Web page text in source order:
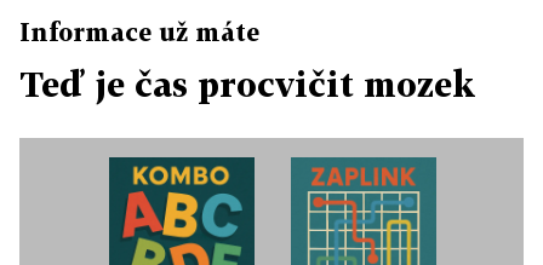
Informace už máte
Teď je čas procvičit mozek